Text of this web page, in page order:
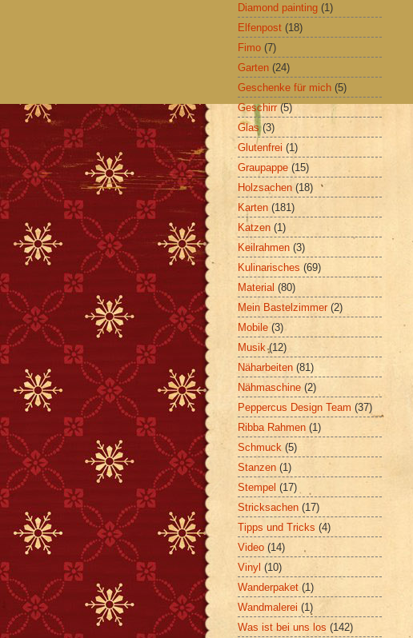
Diamond painting (1)
Elfenpost (18)
Fimo (7)
Garten (24)
Geschenke für mich (5)
Geschirr (5)
Glas (3)
Glutenfrei (1)
Graupappe (15)
Holzsachen (18)
Karten (181)
Katzen (1)
Keilrahmen (3)
Kulinarisches (69)
Material (80)
Mein Bastelzimmer (2)
Mobile (3)
Musik (12)
Näharbeiten (81)
Nähmaschine (2)
Peppercus Design Team (37)
Ribba Rahmen (1)
Schmuck (5)
Stanzen (1)
Stempel (17)
Stricksachen (17)
Tipps und Tricks (4)
Video (14)
Vinyl (10)
Wanderpaket (1)
Wandmalerei (1)
Was ist bei uns los (142)